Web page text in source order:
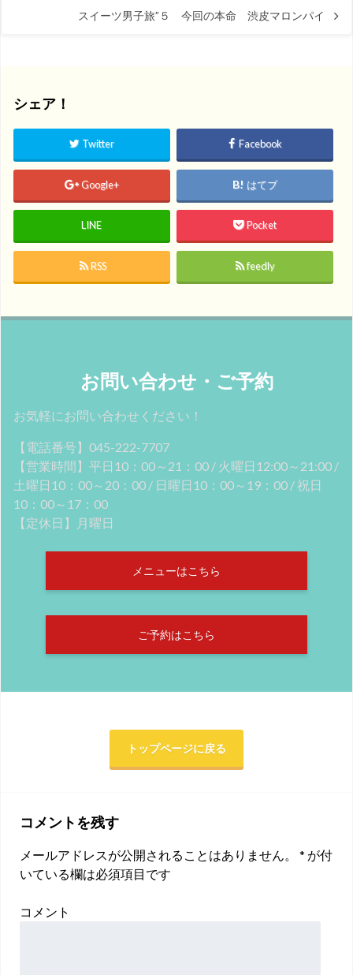
スイーツ男子旅”５ 今回の本命 渋皮マロンパイ
シェア！
Twitter Facebook
Google+ はてブ
LINE Pocket
RSS feedly
お問い合わせ・ご予約
お気軽にお問い合わせください！
【電話番号】045-222-7707
【営業時間】平日10：00～21：00 / 火曜日12:00～21:00 /
土曜日10：00～20：00 / 日曜日10：00～19：00 / 祝日
10：00～17：00
【定休日】月曜日
メニューはこちら
ご予約はこちら
トップページに戻る
コメントを残す
メールアドレスが公開されることはありません。 * が付
いている欄は必須項目です
コメント